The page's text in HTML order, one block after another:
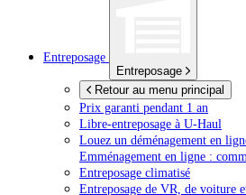
Entreposage
Entreposage
Retour au menu principal
Prix garanti pendant 1 an
Libre-entreposage à U-Haul
Louez un déménagement en
Emménagement en ligne :
Entreposage climatisé
Entreposage de VR, de voiture